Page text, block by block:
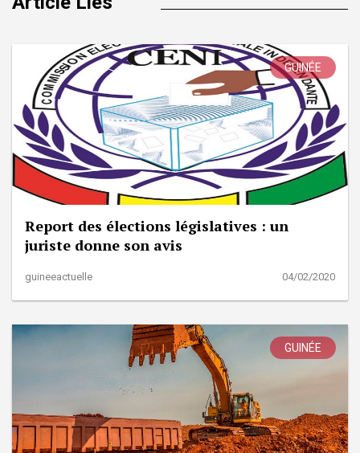
GUINÉE
Report des élections législatives : un
juriste donne son avis
guineeactuelle 04/02/2020
GUINÉE